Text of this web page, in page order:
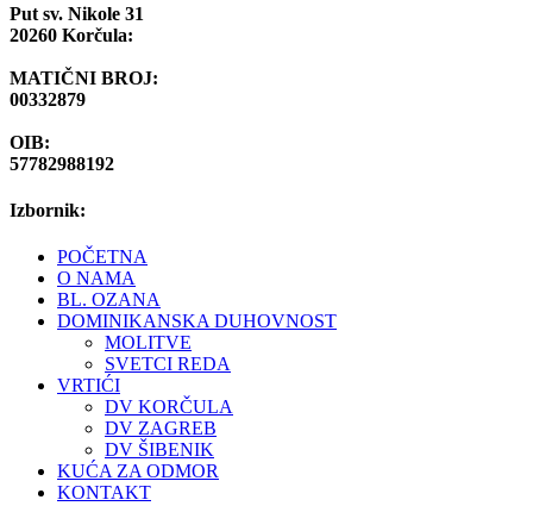
Put sv. Nikole 31
20260 Korčula:
MATIČNI BROJ:
00332879
OIB:
57782988192
Izbornik:
POČETNA
O NAMA
BL. OZANA
DOMINIKANSKA DUHOVNOST
MOLITVE
SVETCI REDA
VRTIĆI
DV KORČULA
DV ZAGREB
DV ŠIBENIK
KUĆA ZA ODMOR
KONTAKT